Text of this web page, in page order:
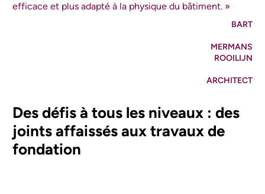
efficace et plus adapté à la physique du bâtiment. »
BART
MERMANS
ROOILIJN
ARCHITECT
Des défis à tous les niveaux : des
joints affaissés aux travaux de
fondation